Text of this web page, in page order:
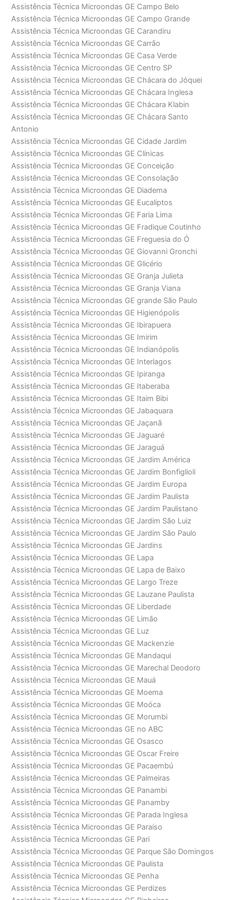
Assistência Técnica Microondas GE Campo Belo
Assistência Técnica Microondas GE Campo Grande
Assistência Técnica Microondas GE Carandiru
Assistência Técnica Microondas GE Carrão
Assistência Técnica Microondas GE Casa Verde
Assistência Técnica Microondas GE Centro SP
Assistência Técnica Microondas GE Chácara do Jóquei
Assistência Técnica Microondas GE Chácara Inglesa
Assistência Técnica Microondas GE Chácara Klabin
Assistência Técnica Microondas GE Chácara Santo
Antonio
Assistência Técnica Microondas GE Cidade Jardim
Assistência Técnica Microondas GE Clínicas
Assistência Técnica Microondas GE Conceição
Assistência Técnica Microondas GE Consolação
Assistência Técnica Microondas GE Diadema
Assistência Técnica Microondas GE Eucaliptos
Assistência Técnica Microondas GE Faria Lima
Assistência Técnica Microondas GE Fradique Coutinho
Assistência Técnica Microondas GE Freguesia do Ó
Assistência Técnica Microondas GE Giovanni Gronchi
Assistência Técnica Microondas GE Glicério
Assistência Técnica Microondas GE Granja Julieta
Assistência Técnica Microondas GE Granja Viana
Assistência Técnica Microondas GE grande São Paulo
Assistência Técnica Microondas GE Higienópolis
Assistência Técnica Microondas GE Ibirapuera
Assistência Técnica Microondas GE Imirim
Assistência Técnica Microondas GE Indianópolis
Assistência Técnica Microondas GE Interlagos
Assistência Técnica Microondas GE Ipiranga
Assistência Técnica Microondas GE Itaberaba
Assistência Técnica Microondas GE Itaim Bibi
Assistência Técnica Microondas GE Jabaquara
Assistência Técnica Microondas GE Jaçanã
Assistência Técnica Microondas GE Jaguaré
Assistência Técnica Microondas GE Jaraguá
Assistência Técnica Microondas GE Jardim América
Assistência Técnica Microondas GE Jardim Bonfiglioli
Assistência Técnica Microondas GE Jardim Europa
Assistência Técnica Microondas GE Jardim Paulista
Assistência Técnica Microondas GE Jardim Paulistano
Assistência Técnica Microondas GE Jardim São Luiz
Assistência Técnica Microondas GE Jardim São Paulo
Assistência Técnica Microondas GE Jardins
Assistência Técnica Microondas GE Lapa
Assistência Técnica Microondas GE Lapa de Baixo
Assistência Técnica Microondas GE Largo Treze
Assistência Técnica Microondas GE Lauzane Paulista
Assistência Técnica Microondas GE Liberdade
Assistência Técnica Microondas GE Limão
Assistência Técnica Microondas GE Luz
Assistência Técnica Microondas GE Mackenzie
Assistência Técnica Microondas GE Mandaqui
Assistência Técnica Microondas GE Marechal Deodoro
Assistência Técnica Microondas GE Mauá
Assistência Técnica Microondas GE Moema
Assistência Técnica Microondas GE Moóca
Assistência Técnica Microondas GE Morumbi
Assistência Técnica Microondas GE no ABC
Assistência Técnica Microondas GE Osasco
Assistência Técnica Microondas GE Oscar Freire
Assistência Técnica Microondas GE Pacaembú
Assistência Técnica Microondas GE Palmeiras
Assistência Técnica Microondas GE Panambi
Assistência Técnica Microondas GE Panamby
Assistência Técnica Microondas GE Parada Inglesa
Assistência Técnica Microondas GE Paraíso
Assistência Técnica Microondas GE Pari
Assistência Técnica Microondas GE Parque São Domingos
Assistência Técnica Microondas GE Paulista
Assistência Técnica Microondas GE Penha
Assistência Técnica Microondas GE Perdizes